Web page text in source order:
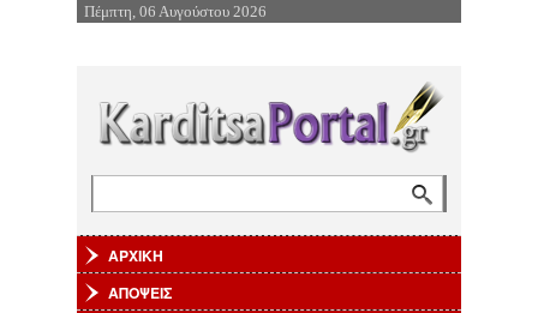
Επιστροφή στην Πλοήγηση
Πέμπτη, 06 Αυγούστου 2026
ΑΡΧΙΚΗ
ΑΠΟΨΕΙΣ